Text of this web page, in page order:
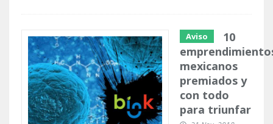
Aviso
10
mexicanos
premiados y
con todo
para triunfar